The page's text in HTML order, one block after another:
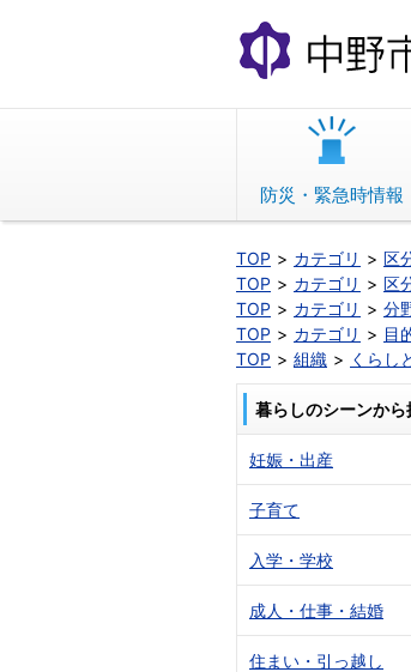
文
へ
動
防災・緊急時情報
TOP カテゴリ 区
TOP
カテゴリ 区
TOP
カテゴリ 分
TOP
カテゴリ 目
TOP
組織 くらし
暮らしのシーンから
妊娠・出産
子育て
入学・学校
成人・仕事・結婚
住まい・引っ越し